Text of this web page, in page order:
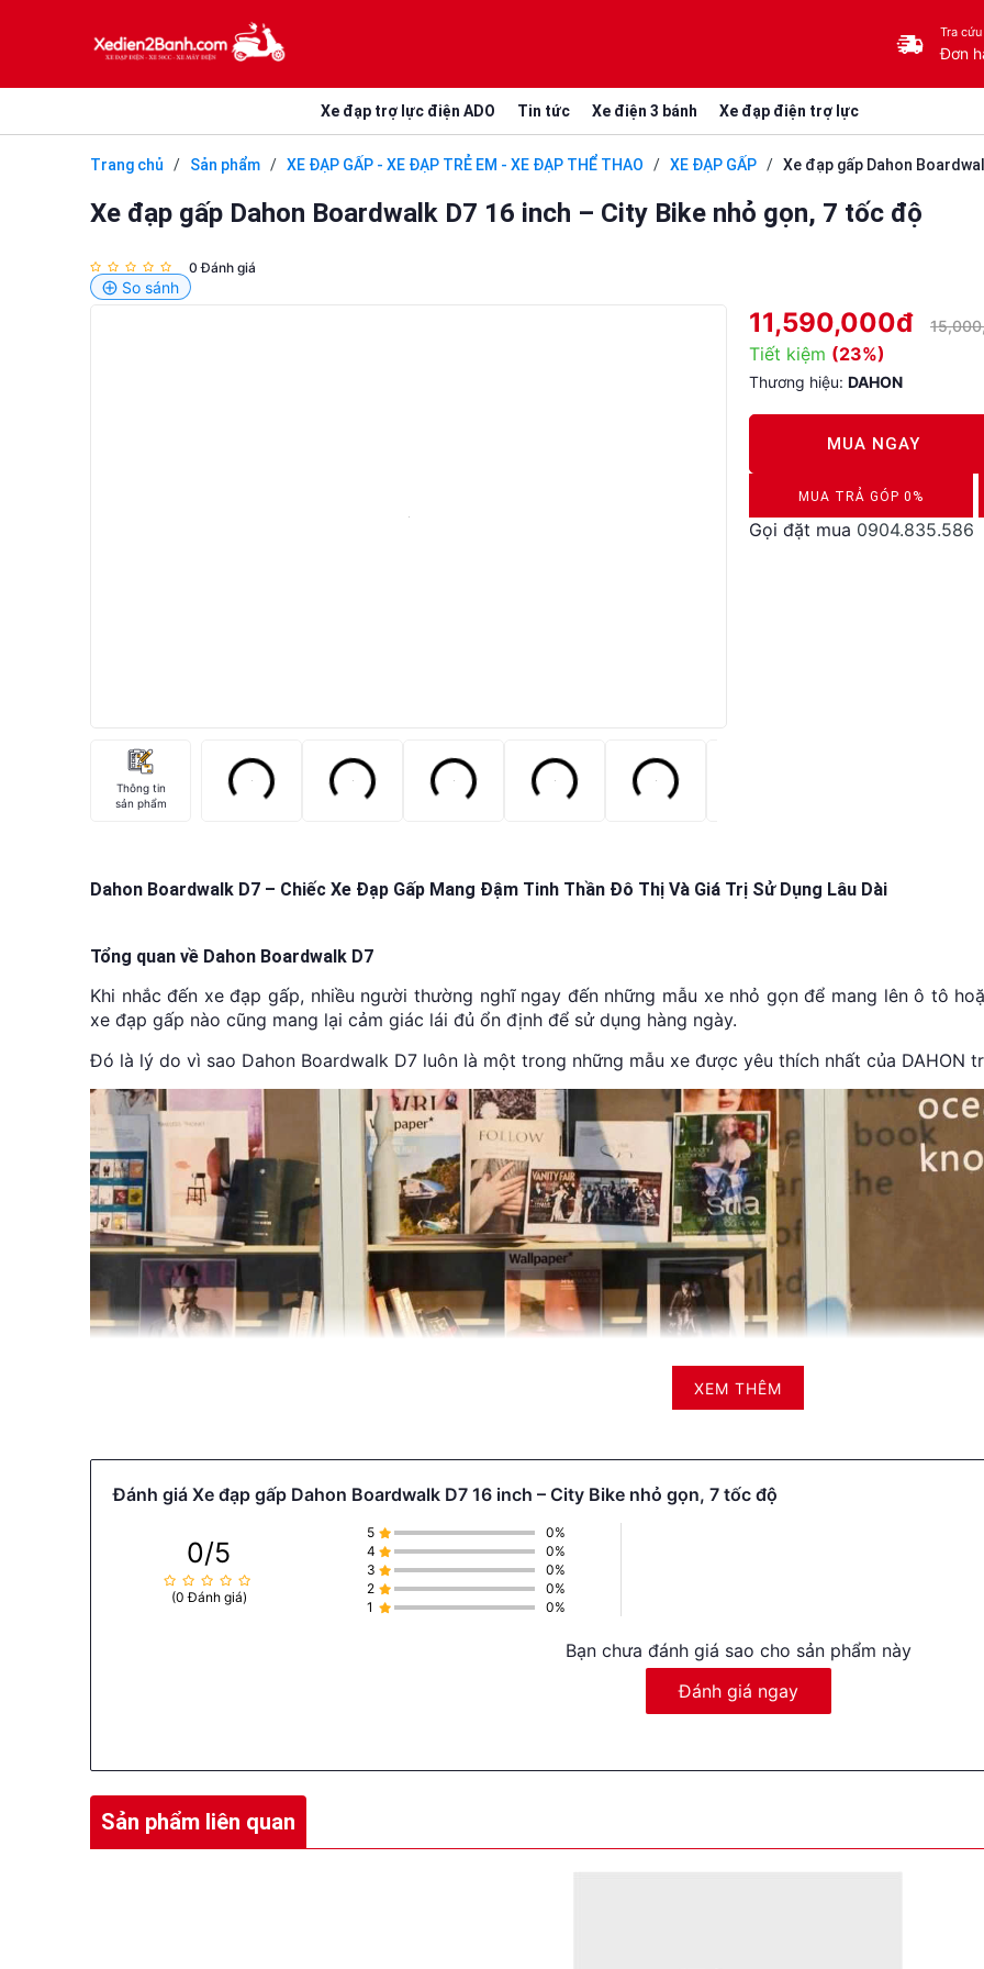
Tra cứu
Đơn
Xe đạp trợ lực điện ADO Tin tức Xe điện 3 bánh Xe đạp điện trợ lực
Trang chủ / Sản phẩm / XE ĐẠP GẤP - XE ĐẠP TRẺ EM - XE ĐẠP THỂ THAO / XE ĐẠP GẤP / Xe đạp gấp Dahon
Xe đạp gấp Dahon Boardwalk D7 16 inch – City Bike nhỏ gọn, 7 tốc độ
0 Đánh giá
So sánh
Thông tin
sản phẩm
11,590,000đ
Tiết kiệm (23%)
Thương hiệu: DAHON
MUA NGAY
MUA TRẢ GÓP 0%
DUYỆT HỒ SƠ RONG 5 PHÚT
Gọi đặt mua 0904.835.586
Dahon Boardwalk D7 – Chiếc Xe Đạp Gấp Mang Đậm Tinh Thần Đô Thị Và Giá Trị Sử Dụng Lâu Dài
Tổng quan về Dahon Boardwalk D7
Khi nhắc đến xe đạp gấp, nhiều người thường nghĩ ngay đến những mẫu xe nhỏ gọn để mang lên ô tô
xe đạp gấp nào cũng mang lại cảm giác lái đủ ổn định để sử dụng hàng ngày.
Đó là lý do vì sao Dahon Boardwalk D7 luôn là một trong những mẫu xe được yêu thích nhất của DAHON
XEM THÊM
Đánh giá Xe đạp gấp Dahon Boardwalk D7 16 inch – City Bike nhỏ gọn, 7 tốc độ
0/5
(0 Đánh giá)
5
0%
4
0%
3
0%
2
0%
1
0%
Bạn chưa đánh giá sao cho sản phẩm này
Đánh giá ngay
Sản phẩm liên quan